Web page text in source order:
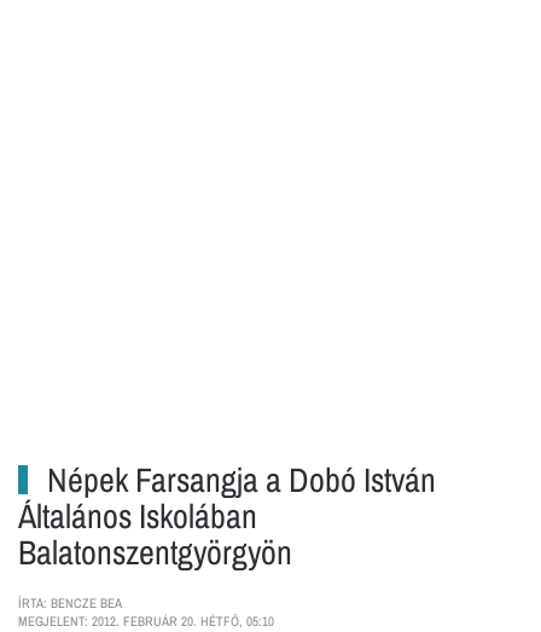
Népek Farsangja a Dobó István
Általános Iskolában
Balatonszentgyörgyön
ÍRTA: BENCZE BEA
MEGJELENT: 2012. FEBRUÁR 20. HÉTFŐ, 05:10